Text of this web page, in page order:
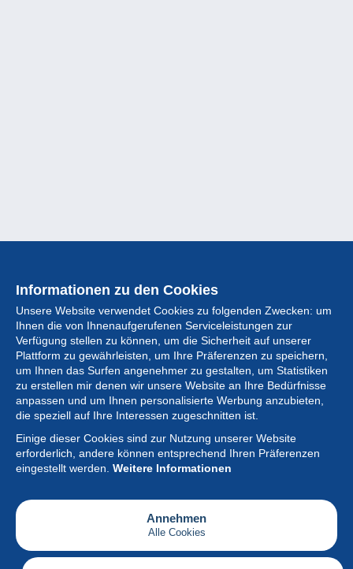
Informationen zu den Cookies
Unsere Website verwendet Cookies zu folgenden Zwecken: um
Ihnen die von Ihnenaufgerufenen Serviceleistungen zur
Verfügung stellen zu können, um die Sicherheit auf unserer
Plattform zu gewährleisten, um Ihre Präferenzen zu speichern,
um Ihnen das Surfen angenehmer zu gestalten, um Statistiken
zu erstellen mir denen wir unsere Website an Ihre Bedürfnisse
anpassen und um Ihnen personalisierte Werbung anzubieten,
die speziell auf Ihre Interessen zugeschnitten ist.
Einige dieser Cookies sind zur Nutzung unserer Website
erforderlich, andere können entsprechend Ihren Präferenzen
eingestellt werden. Weitere Informationen
Annehmen
Alle Cookies
Sammlung
Neuigkeiten
Artikel
Gesellschaft
Serviceleistungen